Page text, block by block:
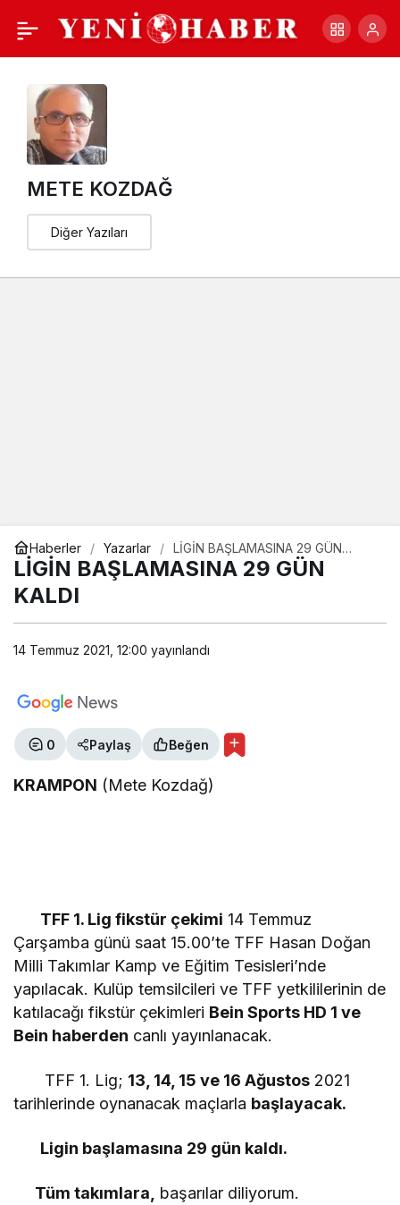
METE KOZDAĞ
Diğer Yazıları
Haberler Yazarlar
LİGİN BAŞLAMASINA 29 GÜN
KALDI
LİGİN BAŞLAMASINA 29 GÜN
KALDI
14 Temmuz 2021, 12:00 yayınlandı
0 Paylaş Beğen
KRAMPON (Mete Kozdağ)
TFF 1. Lig fikstür çekimi 14 Temmuz
Çarşamba günü saat 15.00’te TFF Hasan Doğan
Milli Takımlar Kamp ve Eğitim Tesisleri’nde
yapılacak. Kulüp temsilcileri ve TFF yetkililerinin de
katılacağı fikstür çekimleri Bein Sports HD 1 ve
Bein haberden canlı yayınlanacak.
TFF 1. Lig; 13, 14, 15 ve 16 Ağustos 2021
tarihlerinde oynanacak maçlarla başlayacak.
Ligin başlamasına 29 gün kaldı.
Tüm takımlara, başarılar diliyorum.
Fikret İlkiz’le + - Paylaş